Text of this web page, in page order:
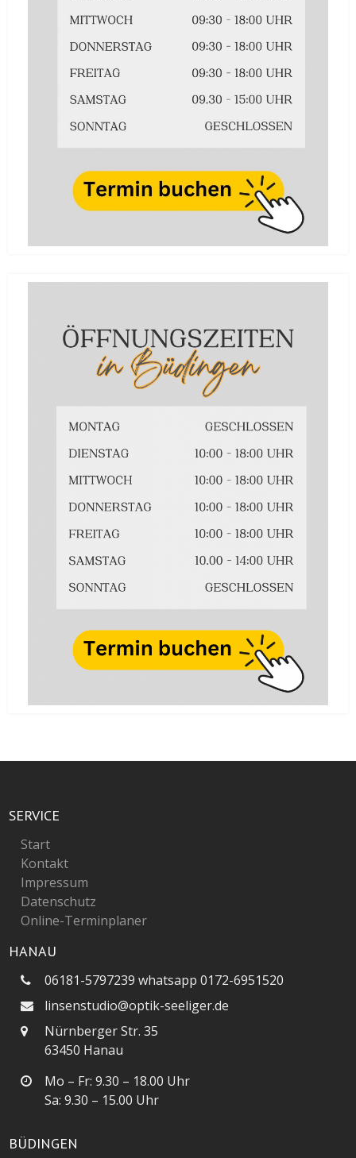
SERVICE
Start
Kontakt
Impressum
Datenschutz
Online-Terminplaner
HANAU
06181-5797239 whatsapp 0172-6951520
linsenstudio@optik-seeliger.de
Nürnberger Str. 35
63450 Hanau
Mo – Fr: 9.30 – 18.00 Uhr
Sa: 9.30 – 15.00 Uhr
BÜDINGEN